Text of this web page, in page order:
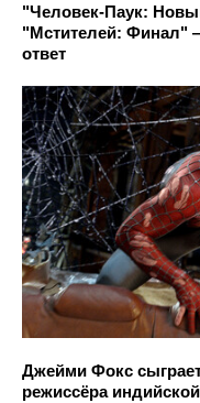
"Человек-Паук:
"Мстителей: Финал"
ответ
Джейми Фокс
режиссёра